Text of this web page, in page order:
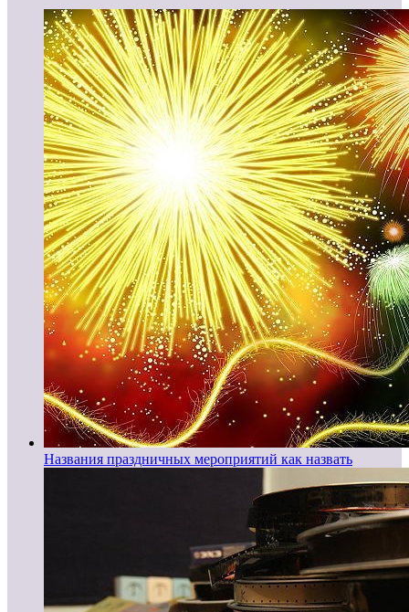
Названия праздничных мероприятий как назвать